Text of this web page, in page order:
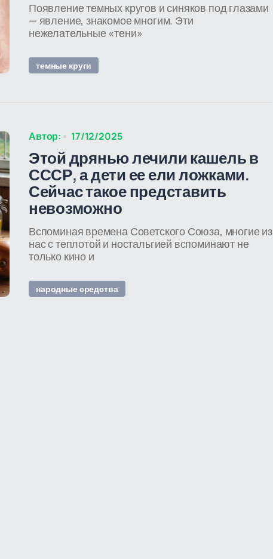
Появление темных кругов и синяков под глазами
— явление, знакомое многим. Эти
нежелательные «тени»
темные круги
Автор: 17/12/2025
Этой дрянью лечили кашель в
СССР, а дети ее ели ложками.
Сейчас такое представить
невозможно
Вспоминая времена Советского Союза, многие из
нас с теплотой и ностальгией вспоминают не
только кино и
народные средства